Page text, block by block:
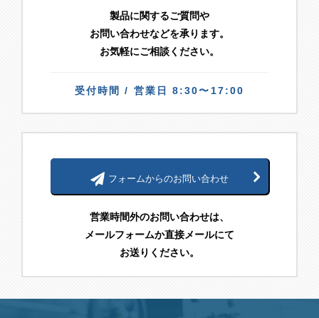
製品に関するご質問や
お問い合わせなどを承ります。
お気軽にご相談ください。
受付時間 / 営業日 8:30〜17:00
フォームからのお問い合わせ
営業時間外のお問い合わせは、
メールフォームか直接メールにて
お送りください。